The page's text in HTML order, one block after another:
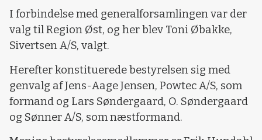
I forbindelse med generalforsamlingen var der
valg til Region Øst, og her blev Toni Øbakke,
Sivertsen A/S, valgt.
Herefter konstituerede bestyrelsen sig med
genvalg af Jens-Aage Jensen, Powtec A/S, som
formand og Lars Søndergaard, O. Søndergaard
og Sønner A/S, som næstformand.